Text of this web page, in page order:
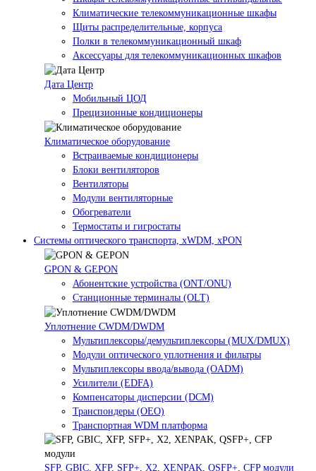
Климатические телекоммуникационные шкафы
Щиты распределительные, корпуса
Полки в телекоммуникационный шкаф
Аксессуары для телекоммуникационных шкафов
Дата Центр
Мобильный ЦОД
Прецизионные кондиционеры
Климатичeское оборудование
Встраиваемые кондиционеры
Блоки вентиляторов
Вентиляторы
Модули вентиляторные
Обогреватели
Термостаты и гигростаты
Системы оптического транспорта, xWDM, xPON
GPON & GEPON
Абонентские устройства (ONT/ONU)
Станционные терминалы (OLT)
Уплотнение CWDM/DWDM
Мультиплексоры/демультиплексоры (MUX/DMUX)
Модули оптического уплотнения и фильтры
Мультиплексоры ввода/вывода (OADM)
Усилители (EDFA)
Компенсаторы дисперсии (DCM)
Транспондеры (OEO)
Транспортная WDM платформа
SFP, GBIC, XFP, SFP+, X2, XENPAK, QSFP+, CFP модули